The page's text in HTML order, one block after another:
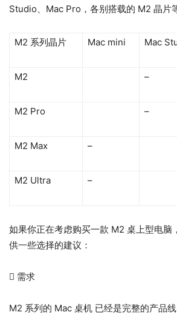
Studio、Mac Pro，各别搭载的 M2 晶片
M2 系列晶片 Mac mini Mac
M2 –
M2 Pro –
M2 Max –
M2 Ultra –
如果你正在考虑购买一款 M2 桌上型电脑
供一些选择的建议：
 需求
M2 系列的 Mac 桌机 已经是完整的产品